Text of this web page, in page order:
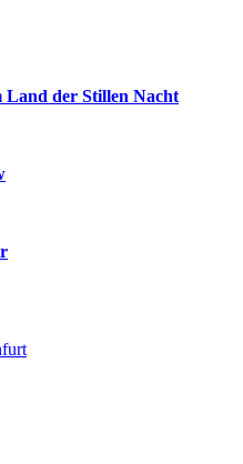
Land der Stillen Nacht